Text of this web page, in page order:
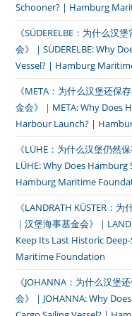
Schooner? | Hamburg
《SÜDERELBE：为什么汉
会》｜SÜDERELBE: Why
Vessel? | Hamburg
《META：为什么汉堡还保
金会》｜META: Why Does
Harbour Launch? |
《LÜHE：为什么汉堡仍然
LÜHE: Why Does
Hamburg Maritime
《LANDRATH KÜSTER：
｜汉堡海事基金会》｜
Keep Its Last Historic
Maritime Foundation
《JOHANNA：为什么汉堡
会》｜JOHANNA: Why